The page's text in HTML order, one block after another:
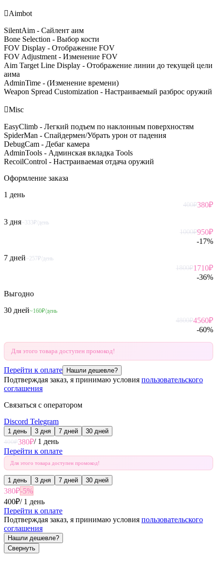
Aimbot
SilentAim - Сайлент аим
Bone Selection - Выбор кости
FOV Display - Отображение FOV
FOV Adjustment - Изменение FOV
Aim Target Line Display - Отображение линии до текущей цели
аима
AdminTime - (Изменение времени)
Weapon Spread Customization - Настраиваемый разброс оружий
Misc
EasyClimb - Легкий подъем по наклонным поверхностям
SpiderMan - Спайдермен/Убрать урон от падения
DebugCam - Дебаг камера
AdminTools - Админская вкладка Tools
RecoilControl - Настраиваемая отдача оружий
Оформление заказа
1 день
400₽380₽
3 дня~333₽/день
1000₽950₽
-17%
7 дней~257₽/день
1800₽1710₽
-36%
Выгодно
30 дней~160₽/день
4800₽4560₽
-60%
Для этого товара доступен промокод!
Перейти к оплате Нашли дешевле?
Подтверждая заказ, я принимаю условия пользовательского
соглашения
Связаться с оператором
Discord Telegram
1 день 3 дня 7 дней
30 дней
400₽380₽/ 1 день
Перейти к оплате
Для этого товара доступен промокод!
1 день 3 дня 7 дней 30 дней
380₽-5%
400₽/ 1 день
Перейти к оплате
Подтверждая заказ, я принимаю условия пользовательского
соглашения
Нашли дешевле?
Свернуть